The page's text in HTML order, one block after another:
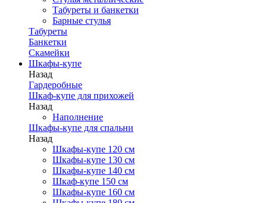
Табуреты и банкетки
Барные стулья
Табуреты
Банкетки
Скамейки
Шкафы-купе
Назад
Гардеробные
Шкаф-купе для прихожей
Назад
Наполнение
Шкафы-купе для спальни
Назад
Шкафы-купе 120 см
Шкафы-купе 130 см
Шкафы-купе 140 см
Шкаф-купе 150 см
Шкафы-купе 160 см